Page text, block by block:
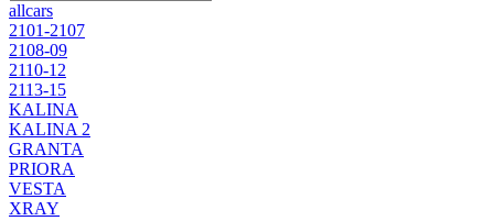
allcars
2101-2107
2108-09
2110-12
2113-15
KALINA
KALINA 2
GRANTA
PRIORA
VESTA
XRAY